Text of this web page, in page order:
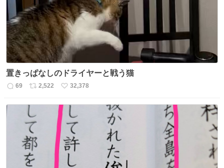
数
置きっぱなしのドライヤーと戦う猫
返
数
69
リ
ス
ト
数
2,522
い
ね
数
32,378